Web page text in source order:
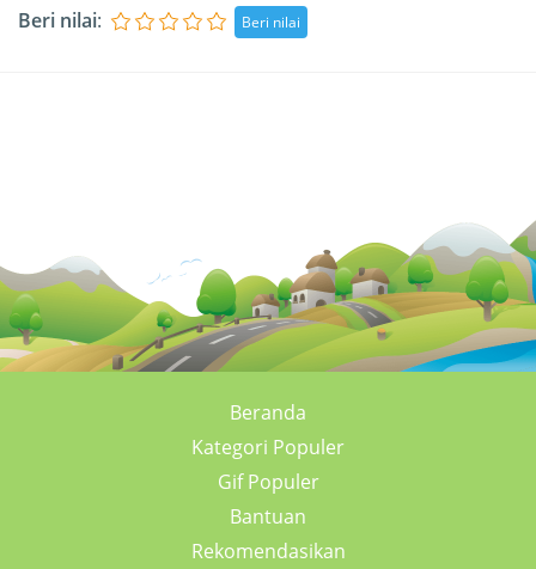
Beri nilai:
Beranda
Kategori Populer
Gif Populer
Bantuan
Rekomendasikan